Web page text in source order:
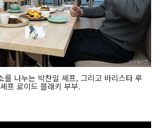
를 나누는 박찬일 셰프, 그리고 바리스타 루
프 로이드 블래키 부부.